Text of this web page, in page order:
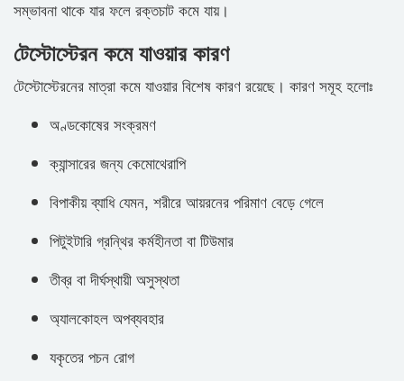
সম্ভাবনা থাকে যার ফলে রক্তচাট কমে যায়।
টেস্টোস্টেরন কমে যাওয়ার কারণ
টেস্টোস্টেরনের মাত্রা কমে যাওয়ার বিশেষ কারণ রয়েছে। কারণ সমূহ হলোঃ
অণ্ডকোষের সংক্রমণ
ক্যান্সারের জন্য কেমোথেরাপি
বিপাকীয় ব্যাধি যেমন, শরীরে আয়রনের পরিমাণ বেড়ে গেলে
পিটুইটারি গ্রন্থির কর্মহীনতা বা টিউমার
তীব্র বা দীর্ঘস্থায়ী অসুস্থতা
অ্যালকোহল অপব্যবহার
যকৃতের পচন রোগ